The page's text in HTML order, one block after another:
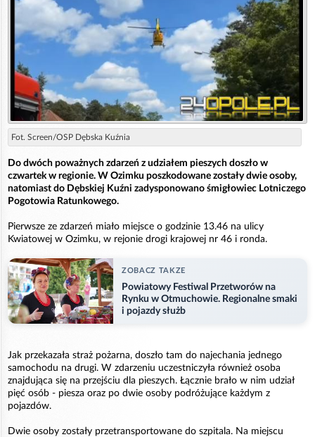
Fot. Screen/OSP Dębska Kuźnia
Do dwóch poważnych zdarzeń z udziałem pieszych doszło w
czwartek w regionie. W Ozimku poszkodowane zostały dwie osoby,
natomiast do Dębskiej Kuźni zadysponowano śmigłowiec Lotniczego
Pogotowia Ratunkowego.
Pierwsze ze zdarzeń miało miejsce o godzinie 13.46 na ulicy
Kwiatowej w Ozimku, w rejonie drogi krajowej nr 46 i ronda.
ZOBACZ TAKZE
Powiatowy Festiwal Przetworów na
Rynku w Otmuchowie. Regionalne smaki
i pojazdy służb
Jak przekazała straż pożarna, doszło tam do najechania jednego
samochodu na drugi. W zdarzeniu uczestniczyła również osoba
znajdująca się na przejściu dla pieszych. Łącznie brało w nim udział
pięć osób - piesza oraz po dwie osoby podróżujące każdym z
pojazdów.
Dwie osoby zostały przetransportowane do szpitala. Na miejscu